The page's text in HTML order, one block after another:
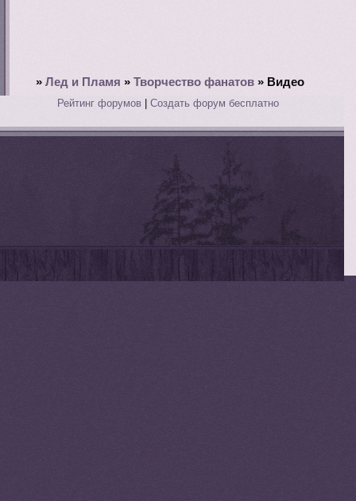
» Лед и Пламя » Творчество фанатов » Видео
Рейтинг форумов |Создать форум бесплатно